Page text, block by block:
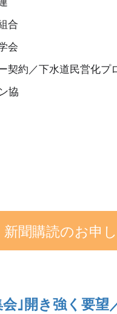
合
会
契約／下水道民営化プ
協
新聞購読のお申
｣開き強く要